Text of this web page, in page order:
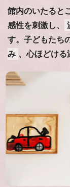
館内のいたると
感性を刺激し、
す。子どもたち
み 、心ほどける